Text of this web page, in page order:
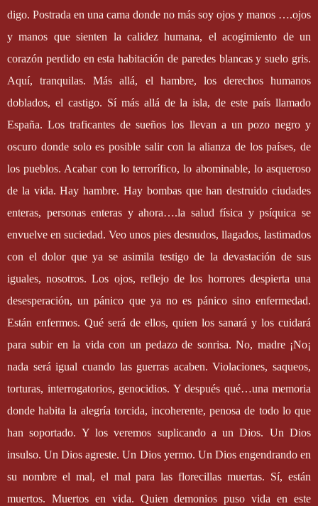
digo. Postrada en una cama donde no más soy ojos y manos ….ojos
y manos que sienten la calidez humana, el acogimiento de un
corazón perdido en esta habitación de paredes blancas y suelo gris.
Aquí, tranquilas. Más allá, el hambre, los derechos humanos
doblados, el castigo. Sí más allá de la isla, de este país llamado
España. Los traficantes de sueños los llevan a un pozo negro y
oscuro donde solo es posible salir con la alianza de los países, de
los pueblos. Acabar con lo terrorífico, lo abominable, lo asqueroso
de la vida. Hay hambre. Hay bombas que han destruido ciudades
enteras, personas enteras y ahora….la salud física y psíquica se
envuelve en suciedad. Veo unos pies desnudos, llagados, lastimados
con el dolor que ya se asimila testigo de la devastación de sus
iguales, nosotros. Los ojos, reflejo de los horrores despierta una
desesperación, un pánico que ya no es pánico sino enfermedad.
Están enfermos. Qué será de ellos, quien los sanará y los cuidará
para subir en la vida con un pedazo de sonrisa. No, madre ¡No¡
nada será igual cuando las guerras acaben. Violaciones, saqueos,
torturas, interrogatorios, genocidios. Y después qué…una memoria
donde habita la alegría torcida, incoherente, penosa de todo lo que
han soportado. Y los veremos suplicando a un Dios. Un Dios
insulso. Un Dios agreste. Un Dios yermo. Un Dios engendrando en
su nombre el mal, el mal para las florecillas muertas. Sí, están
muertos. Muertos en vida. Quien demonios puso vida en este